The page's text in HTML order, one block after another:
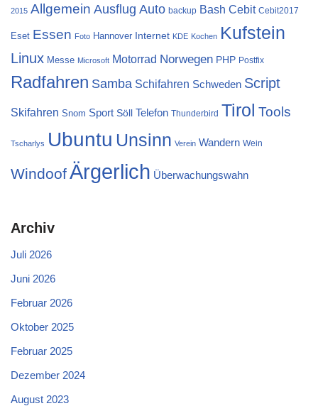
2015 Allgemein Ausflug Auto backup Bash Cebit Cebit2017
Eset Essen Foto Hannover Internet KDE Kochen Kufstein
Linux Messe Microsoft Motorrad Norwegen PHP Postfix
Radfahren Samba Schifahren Schweden Script
Skifahren Snom Sport Söll Telefon Thunderbird Tirol Tools
Tscharlys Ubuntu Unsinn Verein Wandern Wein
WindoofÄrgerlich Überwachungswahn
Archiv
Juli 2026
Juni 2026
Februar 2026
Oktober 2025
Februar 2025
Dezember 2024
August 2023